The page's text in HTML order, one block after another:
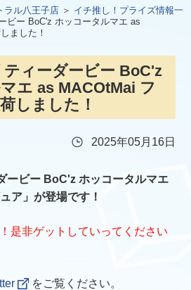
ラル八王子店 ＞ イチ推し！プライズ情報一
ビー BoC'z ホッコータルマエ as
ました！
ティーダービー BoC'z
エ as MACOtMai フ
しました！
2025年05月16日
ービー BoC'z ホッコータルマエ
ア」が登場です！
是非ゲットしていってください
をご覧ください。